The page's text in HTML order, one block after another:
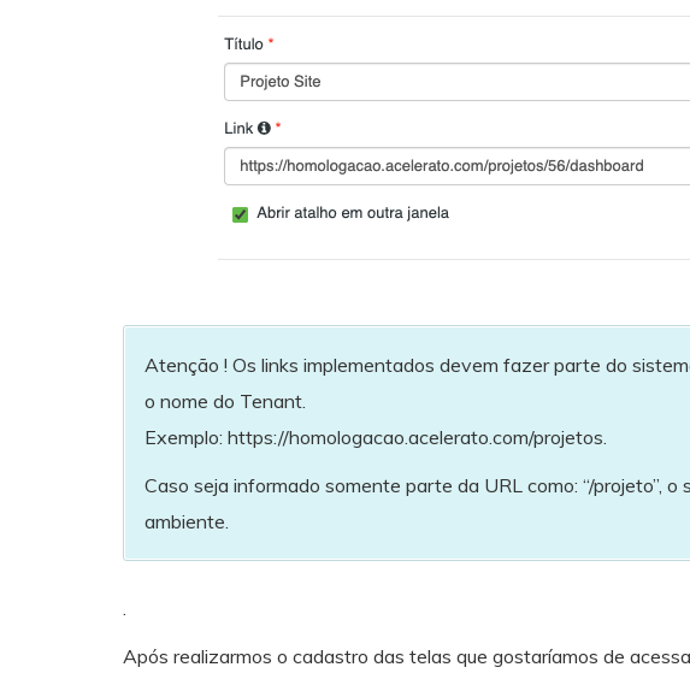
Atenção ! Os links implementados devem fazer parte do
o nome do Tenant.
Exemplo: https://homologacao.acelerato.com/projetos.
Caso seja informado somente parte da URL como: “/projeto”,
ambiente.
.
Após realizarmos o cadastro das telas que gostaríamos de